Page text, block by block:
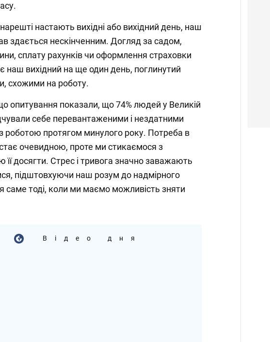
настають вихідні або вихідний день, наш
здається нескінченним. Догляд за садом,
сплату рахунків чи оформлення страховки
наш вихідний на ще один день, поглинутий
схожими на роботу.
опитування показали, що 74% людей у Великій
себе перевантаженими і нездатними
роботою протягом минулого року. Потреба в
стає очевидною, проте ми стикаємося з
її досягти. Стрес і тривога значно заважають
підштовхуючи наш розум до надмірного
саме тоді, коли ми маємо можливість зняти
Відео дня